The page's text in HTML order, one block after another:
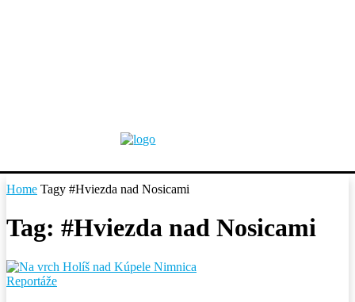
Home Tagy #Hviezda nad Nosicami
Tag: #Hviezda nad Nosicami
Reportáže